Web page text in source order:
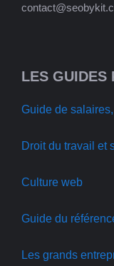
LES GUIDES
Guide de
Droit du travail et
Culture web
Guide du
Les grands